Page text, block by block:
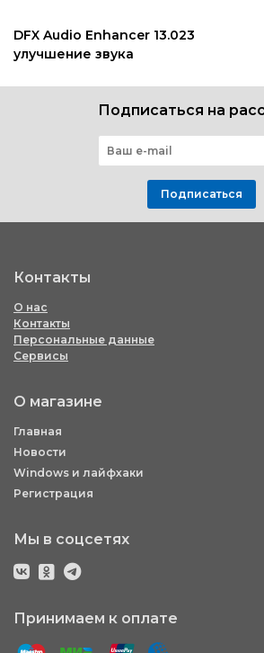
DFX Audio Enhancer 13.023
улучшение звука
Подписаться на
Подписаться
Контакты
О нас
Контакты
Персональные данные
Сервисы
О магазине
Главная
Новости
Windows и лайфхаки
Регистрация
Мы в соцсетях
Принимаем к оплате